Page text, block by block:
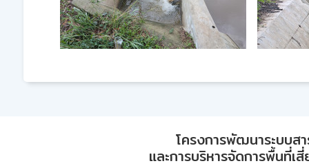
โครงการพัฒนาระบบส
และการบริหารจัดการพื้นที่เ